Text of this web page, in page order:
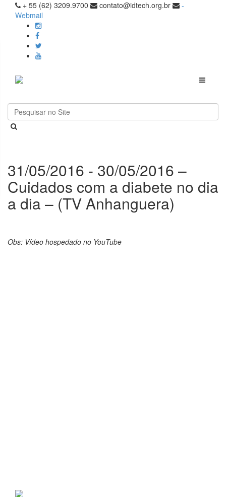
+ 55 (62) 3209.9700 contato@idtech.org.br
-
Webmail
Toggle
31/05/2016 - 30/05/2016 –
Cuidados com a diabete no dia
a dia – (TV Anhanguera)
Obs: Vídeo hospedado no YouTube